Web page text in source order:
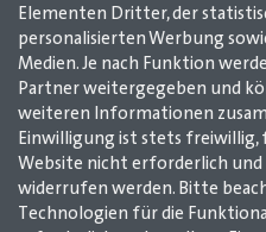
Elementen Dritter, der
personalisierten Werbung
Medien. Je nach Funktion
Partner weitergegeben und
weiteren Informationen
Einwilligung ist stets freiwillig,
Website nicht erforderlich
widerrufen werden. Bitte
Technologien für die
gesteckte Ziele verfolgen, steht
wächst: „Handball. Leben. Lernen.“
Mehr Infos zur Handballakademie
www.vfl-gummersbach.de
Impressum AGB